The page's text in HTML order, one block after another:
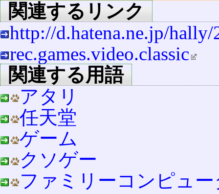
関連するリンク
http://d.hatena.ne.jp/hally/
rec.games.video.classic
関連する用語
アタリ
任天堂
ゲーム
クソゲー
ファミリーコンピュー